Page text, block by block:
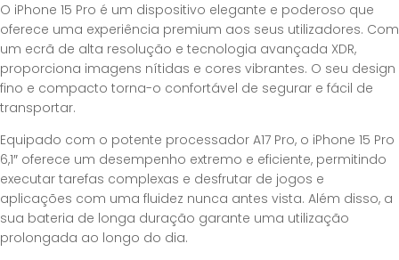
O iPhone 15 Pro é um dispositivo elegante e poderoso que
oferece uma experiência premium aos seus utilizadores. Com
um ecrã de alta resolução e tecnologia avançada XDR,
proporciona imagens nítidas e cores vibrantes. O seu design
fino e compacto torna-o confortável de segurar e fácil de
transportar.
Equipado com o potente processador A17 Pro, o iPhone 15 Pro
6,1″ oferece um desempenho extremo e eficiente, permitindo
executar tarefas complexas e desfrutar de jogos e
aplicações com uma fluidez nunca antes vista. Além disso, a
sua bateria de longa duração garante uma utilização
prolongada ao longo do dia.